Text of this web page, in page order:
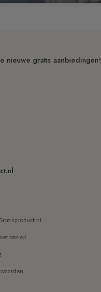
nieuwe gratis aanbiedingen!
ons op